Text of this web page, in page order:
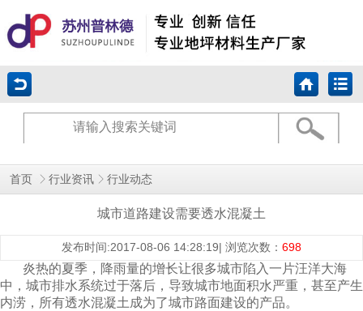
首页 行业资讯 行业动态
城市道路建设需要透水混凝土
发布时间:2017-08-06 14:28:19| 浏览次数： 698
炎热的夏季，降雨量的增长让很多城市陷入一片汪洋大海
中，城市排水系统过于落后，导致城市地面积水严重，甚至产生
内涝，所有透水混凝土成为了城市路面建设的产品。